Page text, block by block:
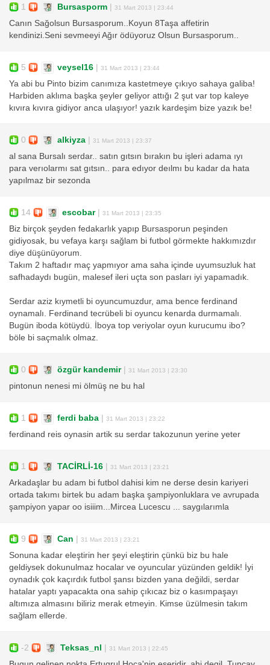
1 Bursasporm | 31 Mart 2013 | 23:44
Canın Sağolsun Bursasporum..Koyun 8Taşa affetirin
kendinizi.Seni sevmeeyi Ağır ödüyoruz Olsun Bursasporum..
5 veysel16 | 31 Mart 2013 | 23:44
Ya abi bu Pinto bizim canımıza kastetmeye çıkıyo sahaya galiba!
Harbiden aklıma başka şeyler geliyor attığı 2 şut var top kaleye
kıvıra kıvıra gidiyor anca ulaşıyor! yazık kardeşim bize yazık be!
0 alkiyza | 31 Mart 2013 | 23:37
al sana Bursalı serdar.. satın gıtsın bırakın bu işleri adama ıyı
para verıolarmı sat gıtsın.. para edıyor deılmı bu kadar da hata
yapılmaz bir sezonda
14 escobar| 31 Mart 2013 | 23:35
Biz birçok şeyden fedakarlık yapıp Bursasporun peşinden
gidiyosak, bu vefaya karşı sağlam bi futbol görmekte hakkımızdır
diye düşünüyorum.
Takım 2 haftadır maç yapmıyor ama saha içinde uyumsuzluk hat
safhadaydı bugün, malesef ileri uçta son pasları iyi yapamadık.
Serdar aziz kıymetli bi oyuncumuzdur, ama bence ferdinand
oynamalı. Ferdinand tecrübeli bi oyuncu kenarda durmamalı.
Bugün iboda kötüydü. İboya top veriyolar oyun kurucumu ibo?
böle bi saçmalık olmaz.
0 özgür kandemir| 31 Mart 2013 | 23:30
pintonun nenesi mi ölmüş ne bu hal
1 ferdi baba | 31 Mart 2013 | 23:22
ferdinand reis oynasin artik su serdar takozunun yerine yeter
1 TACİRLİ-16 | 31 Mart 2013 | 23:21
Arkadaşlar bu adam bi futbol dahisi kim ne derse desin kariyeri
ortada takımı birtek bu adam başka şampiyonluklara ve avrupada
şampiyon yapar oo isiiim...Mircea Lucescu ... saygılarımla
9 Can | 31 Mart 2013 | 23:21
Sonuna kadar eleştirin her şeyi eleştirin çünkü biz bu hale
geldiysek dokunulmaz hocalar ve oyuncular yüzünden geldik! İyi
oynadık çok kaçırdık futbol şansı bizden yana değildi, serdar
hatalar yaptı yapacakta ona sahip çıkıcaz biz o kasımpaşayı
altımıza almasını biliriz merak etmeyin. Kimse üzülmesin takım
sağlam ellerde.
-2 Teksas_nl | 31 Mart 2013 | 22:45